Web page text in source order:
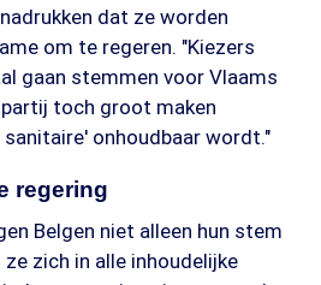
dat ze worden
om te regeren. "Kiezers
gaan stemmen voor Vlaams
partij toch groot maken
onhoudbaar wordt."
regering
Belgen niet alleen hun stem
zich in alle inhoudelijke